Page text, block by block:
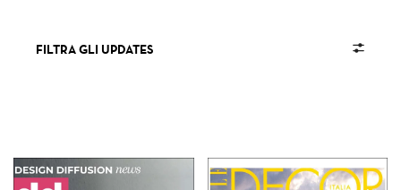
FILTRA GLI UPDATES